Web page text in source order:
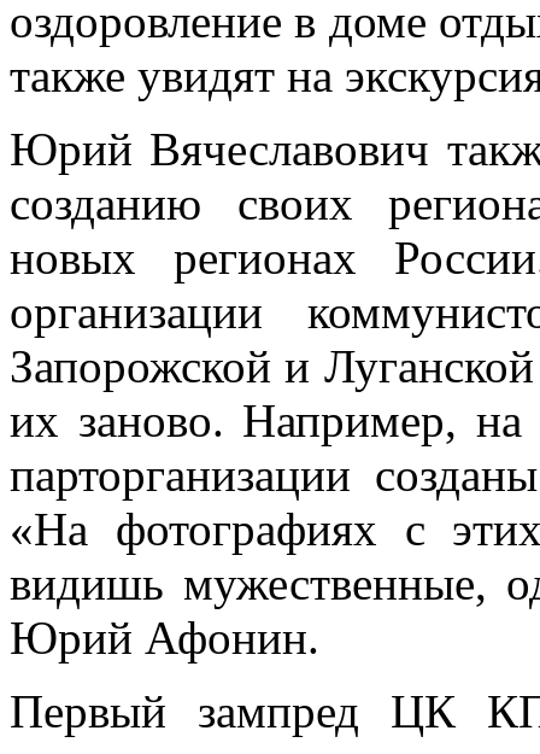
оздоровление в доме
также увидят на
Юрий Вячеславович
созданию своих
новых регионах
организации
Запорожской и Луганской
их заново. Например,
парторганизации
«На фотографиях с
видишь мужественные,
Юрий Афонин.
Первый зампред ЦК